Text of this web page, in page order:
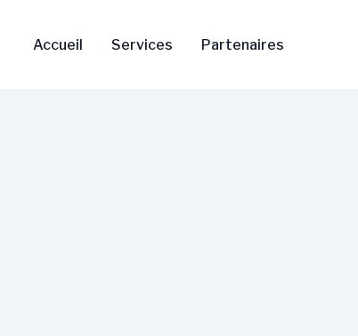
Accueil Services Partenaires